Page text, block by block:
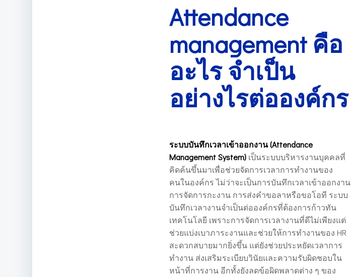
Attendance
management คือ
อะไร จำเป็น
อย่างไรต่อองค์กร
ระบบบันทึกเวลาเข้าออกงาน (Attendance
Management System) เป็นระบบบริหารงานบุคคลที่
คิดค้นขึ้นมาเพื่อช่วยจัดการเวลาการทำงานของ
คนในองค์กร ไม่ว่าจะเป็นการบันทึกเวลาเข้าออกงาน
การจัดการกะงาน การส่งคำขอลาหรือขอโอที ระบบ
บันทึกเวลางานจำเป็นต่อองค์กรที่ต้องการก้าวทัน
เทคโนโลยี เพราะการจัดการเวลางานที่ดีไม่เพียงแต่
ช่วยแบ่งเบาภาระงานและช่วยให้การทำงานของ HR
สะดวกสบายมากยิ่งขึ้น แต่ยังช่วยประหยัดเวลาการ
ทำงาน ส่งเสริมระเบียบวินัยและความรับผิดชอบใน
หน้าที่การงาน อีกทั้งยังลดข้อผิดพลาดต่าง ๆ ของ